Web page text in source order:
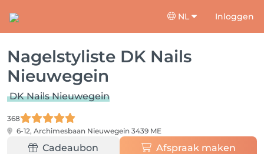
NL Inloggen
Nagelstyliste DK Nails
Nieuwegein
DK Nails Nieuwegein
368
6-12, Archimesbaan Nieuwegein 3439 ME
Cadeaubon Afspraak maken